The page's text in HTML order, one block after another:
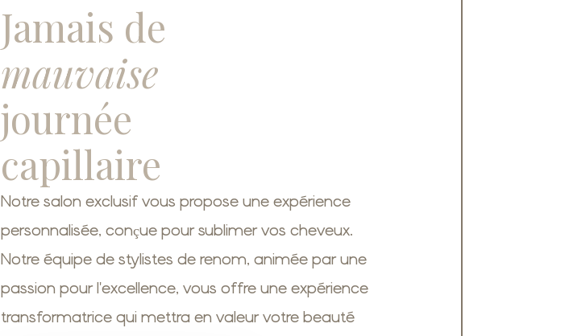
Jamais de
mauvaise
journée
capillaire
Notre salon exclusif vous propose une expérience
personnalisée, conçue pour sublimer vos cheveux.
Notre équipe de stylistes de renom, animée par une
passion pour l'excellence, vous offre une expérience
transformatrice qui mettra en valeur votre beauté